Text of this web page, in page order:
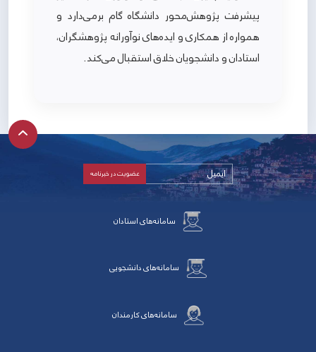
پیشرفت پژوهش‌محور دانشگاه گام برمی‌دارد و
همواره از همکاری و ایده‌های نوآورانه پژوهشگران،
استادان و دانشجویان خلاق استقبال می‌کند.
سامانه‌های استادان
سامانه‌های دانشجویی
سامانه‌های کارمندان